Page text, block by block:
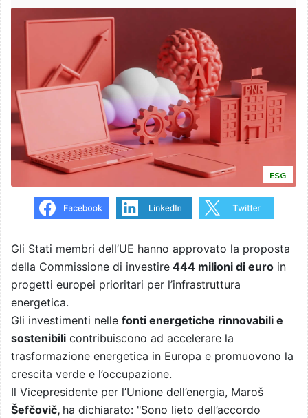
ESG
Gli Stati membri dell’UE hanno approvato la proposta
della Commissione di investire 444 milioni di euro in
progetti europei prioritari per l’infrastruttura
energetica.
Gli investimenti nelle fonti energetiche rinnovabili e
sostenibili contribuiscono ad accelerare la
trasformazione energetica in Europa e promuovono la
crescita verde e l’occupazione.
Il Vicepresidente per l’Unione dell’energia, Maroš
Šefčovič, ha dichiarato: "Sono lieto dell’accordo